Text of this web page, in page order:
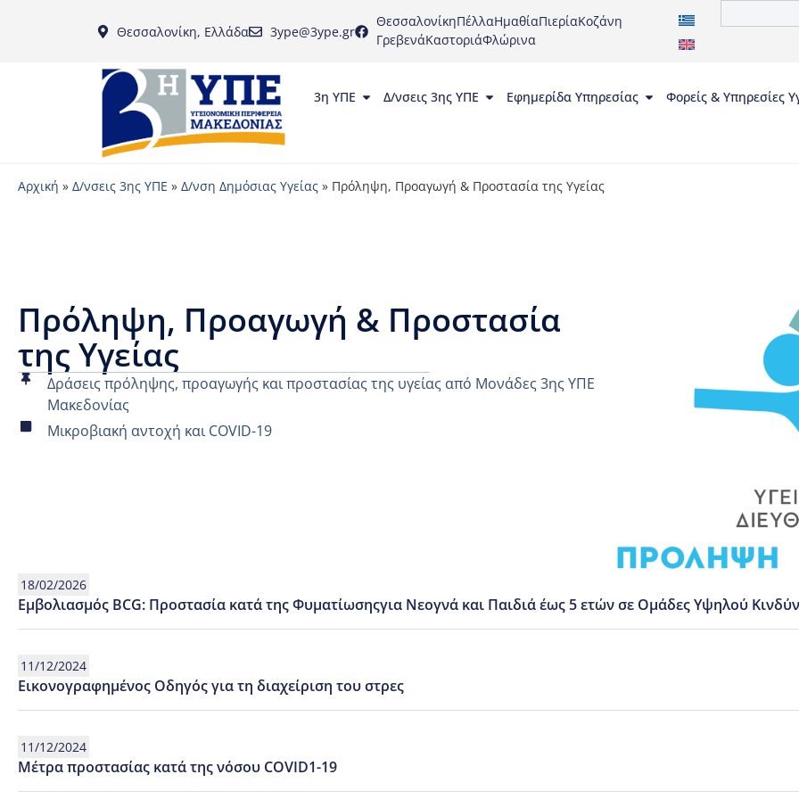
Θεσσαλονίκη, Ελλάδα 3ype@3ype.gr
ΘεσσαλονίκηΠέλλαΗμαθίαΠιερίαΚοζάνη
ΓρεβενάΚαστοριάΦλώρινα
3η ΥΠΕ Δ/νσεις 3ης ΥΠΕ Εφημερίδα Υπηρεσίας Φορείς & Υπηρεσίες
Αρχική » Δ/νσεις 3ης ΥΠΕ » Δ/νση Δημόσιας Υγείας » Πρόληψη, Προαγωγή & Προστασία της Υγείας
Πρόληψη, Προαγωγή & Προστασία
της Υγείας
Δράσεις πρόληψης, προαγωγής και προστασίας της υγείας από Μονάδες 3ης ΥΠΕ
Μακεδονίας
Μικροβιακή αντοχή και COVID-19
18/02/2026
Εμβολιασμός BCG: Προστασία κατά της Φυματίωσηςγια Νεογνά και Παιδιά έως 5 ετών σε Ομάδες Υψηλού
11/12/2024
Εικονογραφημένος Οδηγός για τη διαχείριση του στρες
11/12/2024
Μέτρα προστασίας κατά της νόσου COVID1-19